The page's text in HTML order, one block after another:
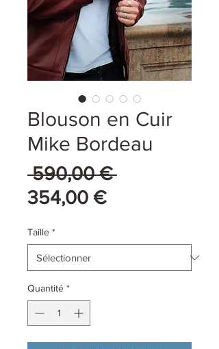
Blouson en Cuir
Mike Bordeau
590,00 € Prix
354,00 €Prix
Taille *
Quantité *